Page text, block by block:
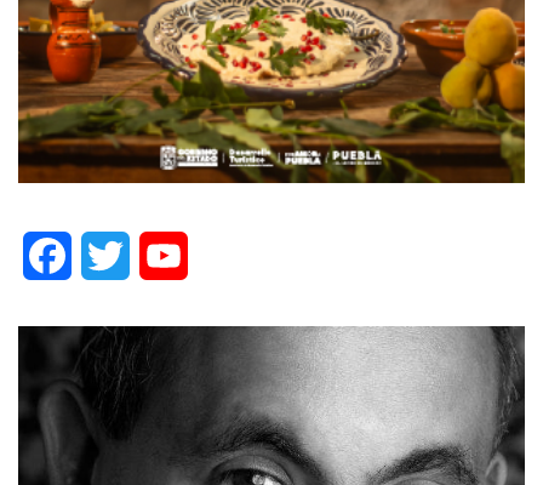
FacebookTwitter